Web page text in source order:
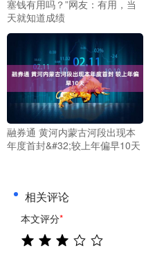
塞钱有用吗？”网友：有用，当
天就知道成绩
融券通 黄河内蒙古河段出现本
年度首封&#32;较上年偏早10天
相关评论
本文评分*